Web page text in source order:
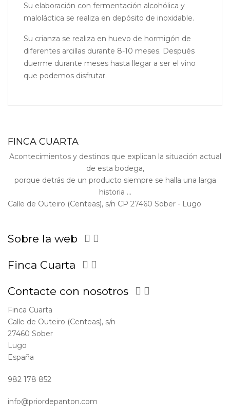
Su elaboración con fermentación alcohólica y
maloláctica se realiza en depósito de inoxidable.
Su crianza se realiza en huevo de hormigón de
diferentes arcillas durante 8-10 meses. Después
duerme durante meses hasta llegar a ser el vino
que podemos disfrutar.
FINCA CUARTA
Acontecimientos y destinos que explican la situación actual
de esta bodega,
porque detrás de un producto siempre se halla una larga
historia ...
Calle de Outeiro (Centeas), s/n CP 27460 Sober - Lugo
Sobre la web  
Finca Cuarta  
Contacte con nosotros  
Finca Cuarta
Calle de Outeiro (Centeas), s/n
27460 Sober
Lugo
España
982 178 852
info@priordepanton.com